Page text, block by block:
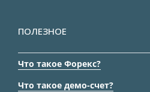
ПОЛЕЗНОЕ
Что такое Форекс?
Что такое демо-счет?